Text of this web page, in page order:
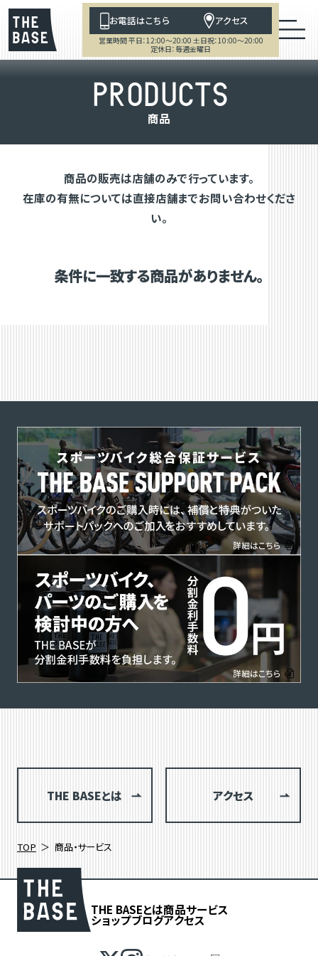
お電話はこちら アクセス
営業時間 平日：12:00～20:00 土日祝：10:00～20:00
定休日：毎週金曜日
PRODUCTS
商品
商品の販売は店舗のみで行っています。
在庫の有無については直接店舗までお問い合わせくださ
い。
条件に一致する商品がありません。
THE BASEとは アクセス
TOP 商品・サービス
THE BASEとは商品サービス
ショップブログアクセス